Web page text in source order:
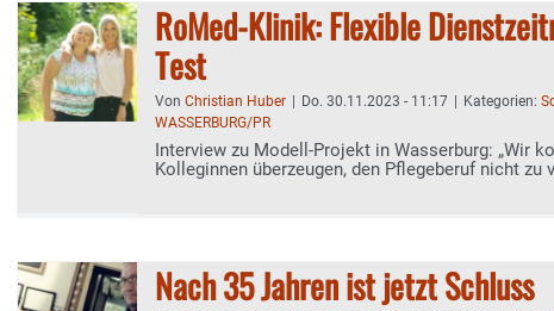
RoMed-Klinik: Flexible
Test
Von Christian Huber Do. 30.11.2023 - 11:17 Kategorien:
WASSERBURG/PR
Interview zu Modell-Projekt in Wasserburg: „Wir
Kolleginnen überzeugen, den Pflegeberuf nicht zu
Nach 35 Jahren ist jetzt Schluss